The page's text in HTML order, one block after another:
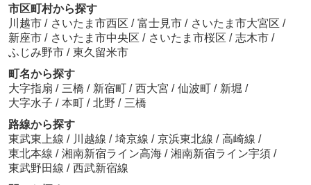
市区町村から探す
川越市 / さいたま市西区 / 富士見市 / さいたま市大宮区 /
新座市 / さいたま市中央区 / さいたま市桜区 / 志木市 /
ふじみ野市 / 東久留米市
町名から探す
大字指扇 / 三橋 / 新宿町 / 西大宮 / 仙波町 / 新堀 /
大字水子 / 本町 / 北野 / 三橋
路線から探す
東武東上線 / 川越線 / 埼京線 / 京浜東北線 / 高崎線 /
東北本線 / 湘南新宿ライン高海 / 湘南新宿ライン宇須 /
東武野田線 / 西武新宿線